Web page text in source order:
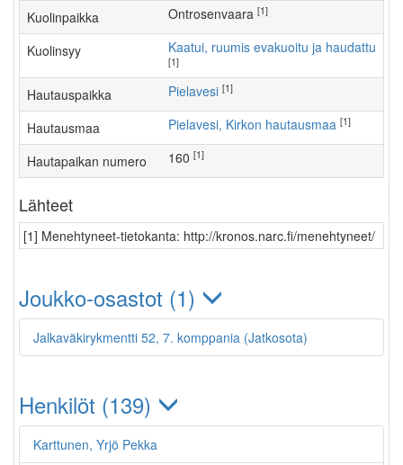
Kuolinpaikka Ontrosenvaara [1]
Kuolinsyy Kaatui, ruumis evakuoitu ja haudattu
[1]
Hautauspaikka Pielavesi [1]
Hautausmaa Pielavesi, Kirkon hautausmaa [1]
Hautapaikan numero 160 [1]
Lähteet
[1] Menehtyneet-tietokanta: http://kronos.narc.fi/menehtyneet/
Joukko-osastot (1)
Jalkaväkirykmentti 52, 7. komppania (Jatkosota)
Henkilöt (139)
Karttunen, Yrjö Pekka